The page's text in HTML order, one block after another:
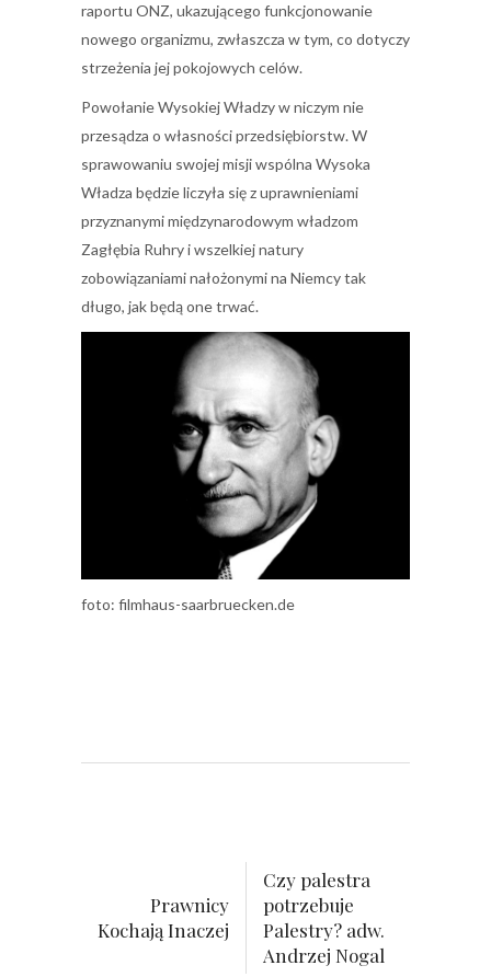
raportu ONZ, ukazującego funkcjonowanie
nowego organizmu, zwłaszcza w tym, co dotyczy
strzeżenia jej pokojowych celów.
Powołanie Wysokiej Władzy w niczym nie
przesądza o własności przedsiębiorstw. W
sprawowaniu swojej misji wspólna Wysoka
Władza będzie liczyła się z uprawnieniami
przyznanymi międzynarodowym władzom
Zagłębia Ruhry i wszelkiej natury
zobowiązaniami nałożonymi na Niemcy tak
długo, jak będą one trwać.
foto: filmhaus-saarbruecken.de
Prawnicy
Kochają Inaczej
Czy palestra
potrzebuje
Palestry? adw.
Andrzej Nogal